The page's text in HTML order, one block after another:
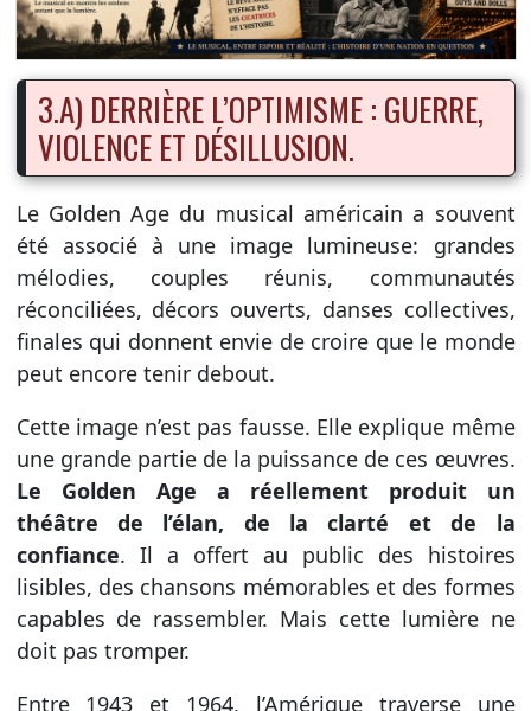
3.A) DERRIÈRE L’OPTIMISME : GUERRE,
VIOLENCE ET DÉSILLUSION.
Le Golden Age du musical américain a souvent
été associé à une image lumineuse: grandes
mélodies, couples réunis, communautés
réconciliées, décors ouverts, danses collectives,
finales qui donnent envie de croire que le monde
peut encore tenir debout.
Cette image n’est pas fausse. Elle explique même
une grande partie de la puissance de ces œuvres.
Le Golden Age a réellement produit un
théâtre de l’élan, de la clarté et de la
confiance. Il a offert au public des histoires
lisibles, des chansons mémorables et des formes
capables de rassembler. Mais cette lumière ne
doit pas tromper.
Entre 1943 et 1964, l’Amérique traverse une